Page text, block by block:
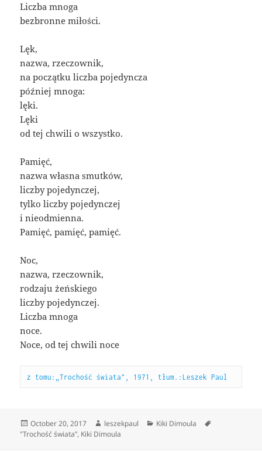
Liczba mnoga
bezbronne miłości.
Lęk,
nazwa, rzeczownik,
na początku liczba pojedyncza
później mnoga:
lęki.
Lęki
od tej chwili o wszystko.
Pamięć,
nazwa własna smutków,
liczby pojedynczej,
tylko liczby pojedynczej
i nieodmienna.
Pamięć, pamięć, pamięć.
Noc,
nazwa, rzeczownik,
rodzaju żeńskiego
liczby pojedynczej.
Liczba mnoga
noce.
Noce, od tej chwili noce
z tomu:„Trochość świata", 1971, tłum.:Leszek Paul
Posted
on
October 20, 2017 Author
leszekpaul Categories
Kiki Dimoula
Tags
"Trochość świata”, Kiki Dimoula